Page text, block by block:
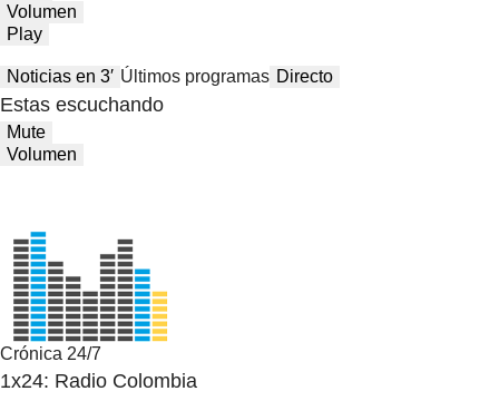
Volumen
Play
Noticias en 3′ Últimos programas Directo
Estas escuchando
Mute
Volumen
Crónica 24/7
1x24: Radio Colombia